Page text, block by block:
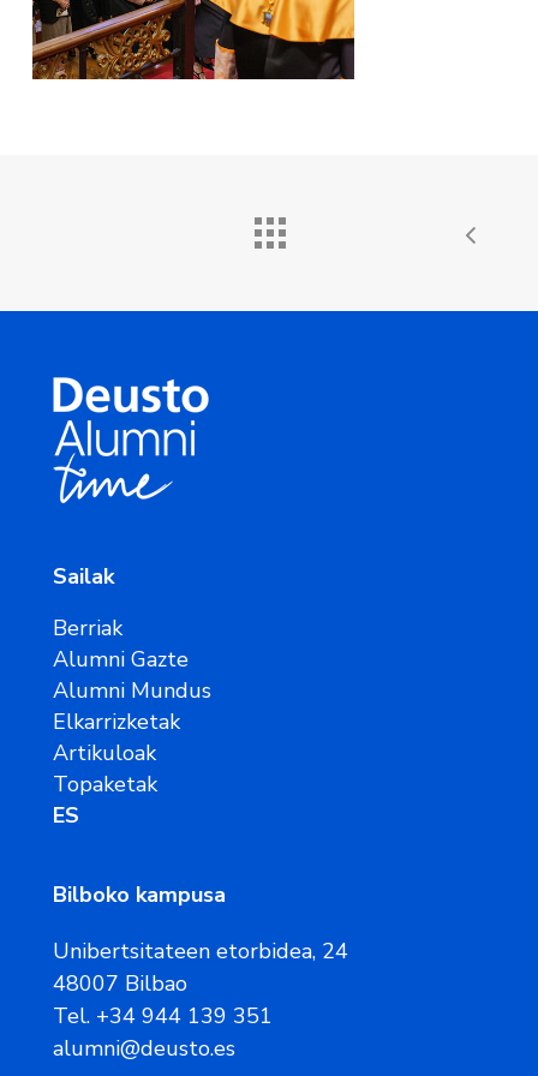
Sailak
Berriak
Alumni Gazte
Alumni Mundus
Elkarrizketak
Artikuloak
Topaketak
ES
Bilboko kampusa
Unibertsitateen etorbidea, 24
48007 Bilbao
Tel. +34 944 139 351
alumni@deusto.es